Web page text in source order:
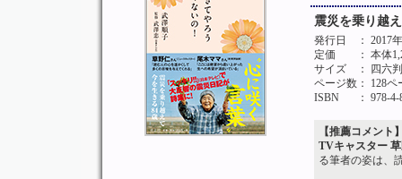
震災を乗り越
発行日
： 2017
定価
： 本体
サイズ
： 四六
ページ数： 128ペ
ISBN
： 978-
【推薦コメント
TVキャスター
る筆者の姿は、